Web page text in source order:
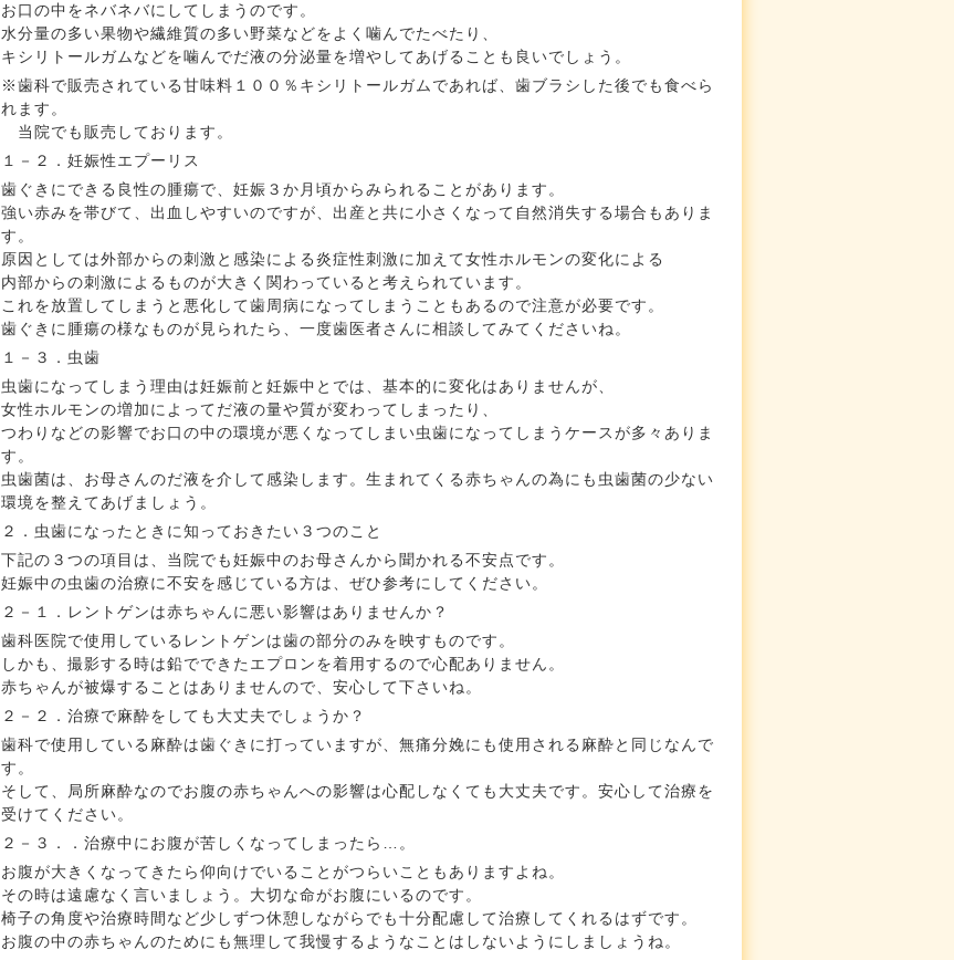
お口の中をネバネバにしてしまうのです。
水分量の多い果物や繊維質の多い野菜などをよく噛んでたべたり、
キシリトールガムなどを噛んでだ液の分泌量を増やしてあげることも良いでしょう。
※歯科で販売されている甘味料１００％キシリトールガムであれば、歯ブラシした後でも食べら
れます。
当院でも販売しております。
１－２．妊娠性エプーリス
歯ぐきにできる良性の腫瘍で、妊娠３か月頃からみられることがあります。
強い赤みを帯びて、出血しやすいのですが、出産と共に小さくなって自然消失する場合もありま
す。
原因としては外部からの刺激と感染による炎症性刺激に加えて女性ホルモンの変化による
内部からの刺激によるものが大きく関わっていると考えられています。
これを放置してしまうと悪化して歯周病になってしまうこともあるので注意が必要です。
歯ぐきに腫瘍の様なものが見られたら、一度歯医者さんに相談してみてくださいね。
１－３．虫歯
虫歯になってしまう理由は妊娠前と妊娠中とでは、基本的に変化はありませんが、
女性ホルモンの増加によってだ液の量や質が変わってしまったり、
つわりなどの影響でお口の中の環境が悪くなってしまい虫歯になってしまうケースが多々ありま
す。
虫歯菌は、お母さんのだ液を介して感染します。生まれてくる赤ちゃんの為にも虫歯菌の少ない
環境を整えてあげましょう。
２．虫歯になったときに知っておきたい３つのこと
下記の３つの項目は、当院でも妊娠中のお母さんから聞かれる不安点です。
妊娠中の虫歯の治療に不安を感じている方は、ぜひ参考にしてください。
２－１．レントゲンは赤ちゃんに悪い影響はありませんか？
歯科医院で使用しているレントゲンは歯の部分のみを映すものです。
しかも、撮影する時は鉛でできたエプロンを着用するので心配ありません。
赤ちゃんが被爆することはありませんので、安心して下さいね。
２－２．治療で麻酔をしても大丈夫でしょうか？
歯科で使用している麻酔は歯ぐきに打っていますが、無痛分娩にも使用される麻酔と同じなんで
す。
そして、局所麻酔なのでお腹の赤ちゃんへの影響は心配しなくても大丈夫です。安心して治療を
受けてください。
２－３．．治療中にお腹が苦しくなってしまったら…。
お腹が大きくなってきたら仰向けでいることがつらいこともありますよね。
その時は遠慮なく言いましょう。大切な命がお腹にいるのです。
椅子の角度や治療時間など少しずつ休憩しながらでも十分配慮して治療してくれるはずです。
お腹の中の赤ちゃんのためにも無理して我慢するようなことはしないようにしましょうね。